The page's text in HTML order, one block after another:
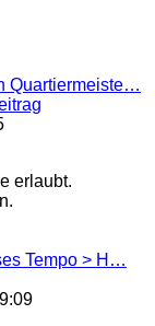
Quartiermeiste…
erlaubt.
Tempo > H…